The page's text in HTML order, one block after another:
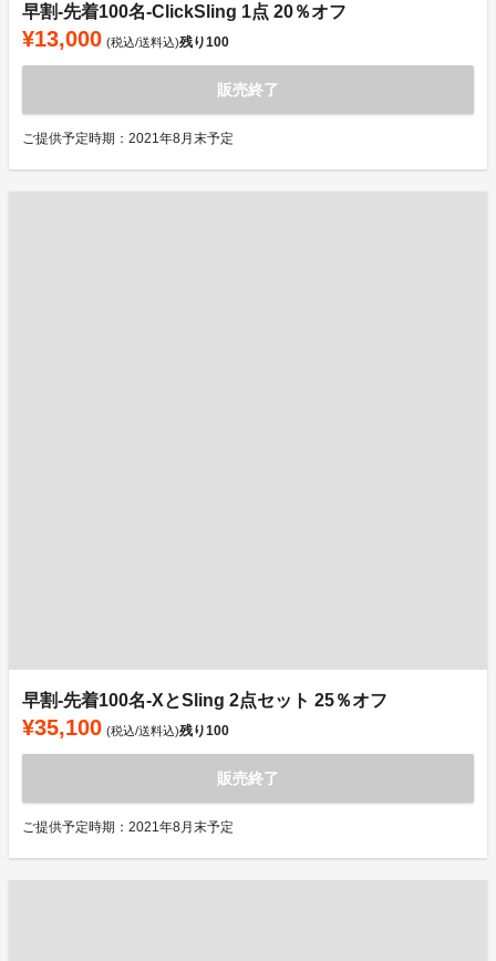
早割-先着100名-ClickSling 1点 20％オフ
¥13,000 (税込/送料込)残り100
販売終了
ご提供予定時期：2021年8月末予定
早割-先着100名-XとSling 2点セット 25％オフ
¥35,100 (税込/送料込)残り100
販売終了
ご提供予定時期：2021年8月末予定